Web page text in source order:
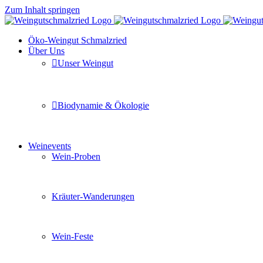
Zum Inhalt springen
Öko-Weingut Schmalzried
Über Uns
Unser Weingut
Biodynamie & Ökologie
Weinevents
Wein-Proben
Kräuter-Wanderungen
Wein-Feste